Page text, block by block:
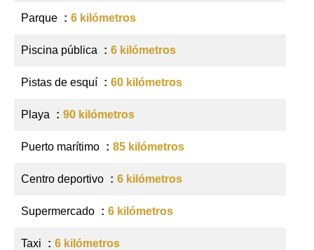
Parque 6 kilómetros
Piscina pública 6 kilómetros
Pistas de esquí 60 kilómetros
Playa 90 kilómetros
Puerto marítimo 85 kilómetros
Centro deportivo 6 kilómetros
Supermercado 6 kilómetros
Taxi 6 kilómetros